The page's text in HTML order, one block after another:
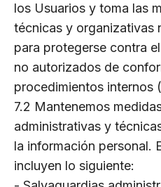
los Usuarios y toma las
técnicas y organizativas
para protegerse contra
no autorizados de
procedimientos internos
7.2 Mantenemos
administrativas y
la información personal.
incluyen lo siguiente: